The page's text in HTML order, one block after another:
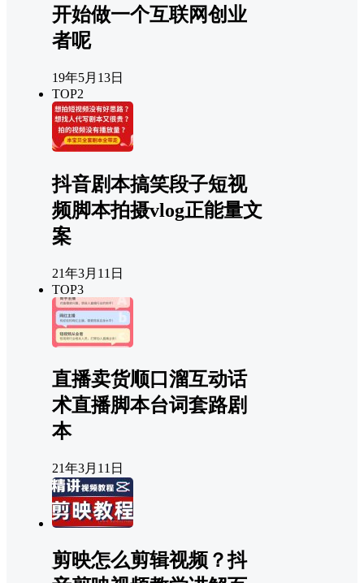
开始做一个互联网创业
者呢
19年5月13日
TOP2
抖音剧本搞笑段子短视
频脚本拍摄vlog正能量文
案
21年3月11日
TOP3
直播卖货顺口溜互动话
术直播脚本台词套路剧
本
21年3月11日
剪映怎么剪辑视频？抖